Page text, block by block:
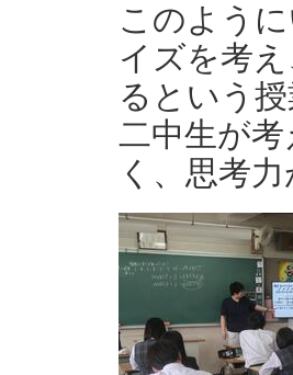
このよう
イズを考
るという
二中生が
く、思考